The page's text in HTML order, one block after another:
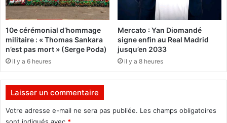
10e cérémonial d’hommage
militaire : « Thomas Sankara
n’est pas mort » (Serge Poda)
il y a 6 heures
Mercato : Yan Diomandé
signe enfin au Real Madrid
jusqu’en 2033
il y a 8 heures
Laisser un commentaire
Votre adresse e-mail ne sera pas publiée. Les champs obligatoires
sont indiqués avec *